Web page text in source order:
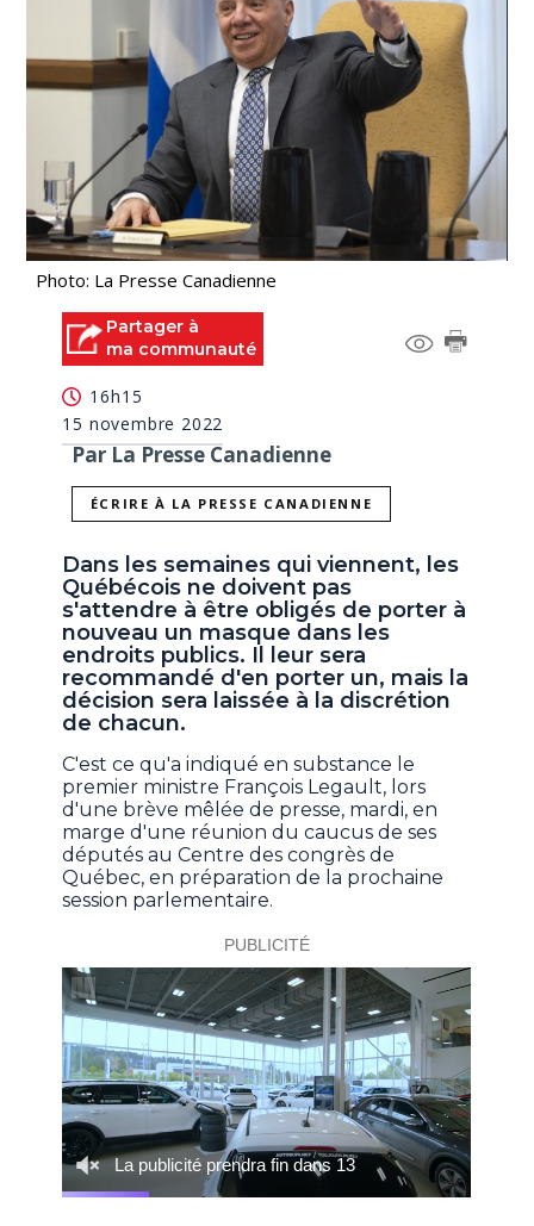
Photo: La Presse Canadienne
Partager à
ma communauté
16h15
15 novembre 2022
Par La Presse Canadienne
ÉCRIRE À LA PRESSE CANADIENNE
Dans les semaines qui viennent, les
Québécois ne doivent pas
s'attendre à être obligés de porter à
nouveau un masque dans les
endroits publics. Il leur sera
recommandé d'en porter un, mais la
décision sera laissée à la discrétion
de chacun.
C'est ce qu'a indiqué en substance le
premier ministre François Legault, lors
d'une brève mêlée de presse, mardi, en
marge d'une réunion du caucus de ses
députés au Centre des congrès de
Québec, en préparation de la prochaine
session parlementaire.